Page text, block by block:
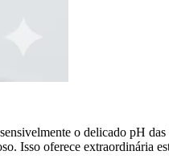
o delicado pH
Isso oferece extraordinária